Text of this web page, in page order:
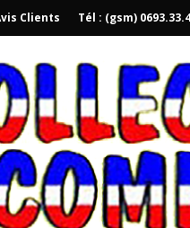
Clients Tél : (gsm)